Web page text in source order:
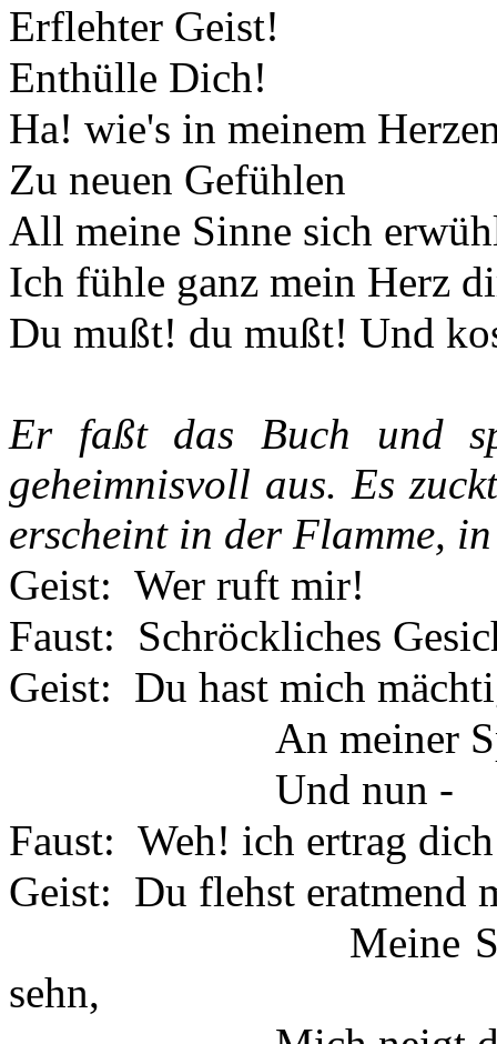
Erflehter Geist!
Enthülle Dich!
Ha! wie's in meinem
Zu neuen Gefühlen
All meine Sinne sich
Ich fühle ganz mein Herz
Du mußt! du mußt! Und
Er faßt das Buch und
geheimnisvoll aus. Es
erscheint in der Flamme,
Geist: Wer ruft mir!
Faust: Schröckliches
Geist: Du hast mich
An meiner
Und nun -
Faust: Weh! ich ertrag
Geist: Du flehst eratmend
Meine
sehn,